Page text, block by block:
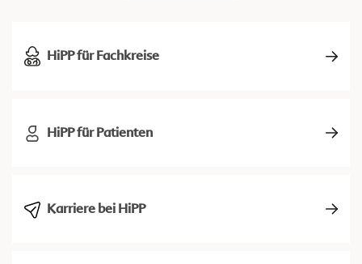
HiPP für Fachkreise
HiPP für Patienten
Karriere bei HiPP